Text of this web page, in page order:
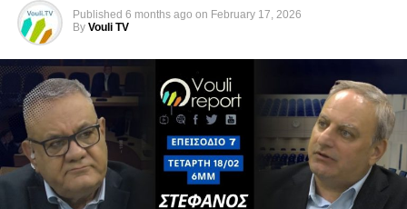
Published 6 months ago on February 17, 2026
By Vouli TV